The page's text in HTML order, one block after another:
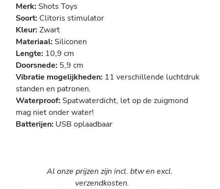
Merk: Shots Toys
Soort: Clitoris stimulator
Kleur:Zwart
Materiaal: Siliconen
Lengte: 10,9 cm
Doorsnede: 5,9 cm
Vibratie mogelijkheden: 11 verschillende luchtdruk
standen en patronen.
Waterproof: Spatwaterdicht, let op de zuigmond
mag niet onder water!
Batterijen: USB oplaadbaar
Al onze prijzen zijn incl. btw en excl.
verzendkosten.